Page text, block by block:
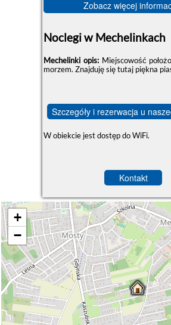
Zobacz więcej
Noclegi w Mechelinkach
Mechelinki opis: Miejscowość
morzem. Znajduję się tutaj piękna
Szczegóły i rezerwacja u
W obiekcie jest dostęp do WiFi.
Kontakt
+
−